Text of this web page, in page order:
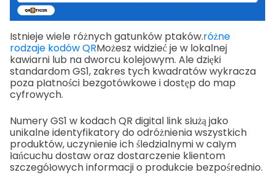
Istnieje wiele różnych gatunków ptaków.różne
rodzaje kodów QRMożesz widzieć je w lokalnej
kawiarni lub na dworcu kolejowym. Ale dzięki
standardom GS1, zakres tych kwadratów wykracza
poza płatności bezgotówkowe i dostęp do map
cyfrowych.
Numery GS1 w kodach QR digital link służą jako
unikalne identyfikatory do odróżnienia wszystkich
produktów, uczynienie ich śledzialnymi w całym
łańcuchu dostaw oraz dostarczenie klientom
szczegółowych informacji o produkcie bezpośrednio.